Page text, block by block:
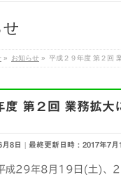
» お知らせ » 平成２９年度 第２回
度 第２回 業務拡大
8日 最終更新日時 : 2017年7月
成29年8月19日(土)、